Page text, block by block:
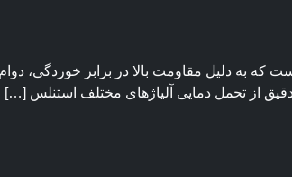
که به دلیل مقاومت بالا در برابر خوردگی،
از تحمل دمایی آلیاژهای مختلف استنلس […]